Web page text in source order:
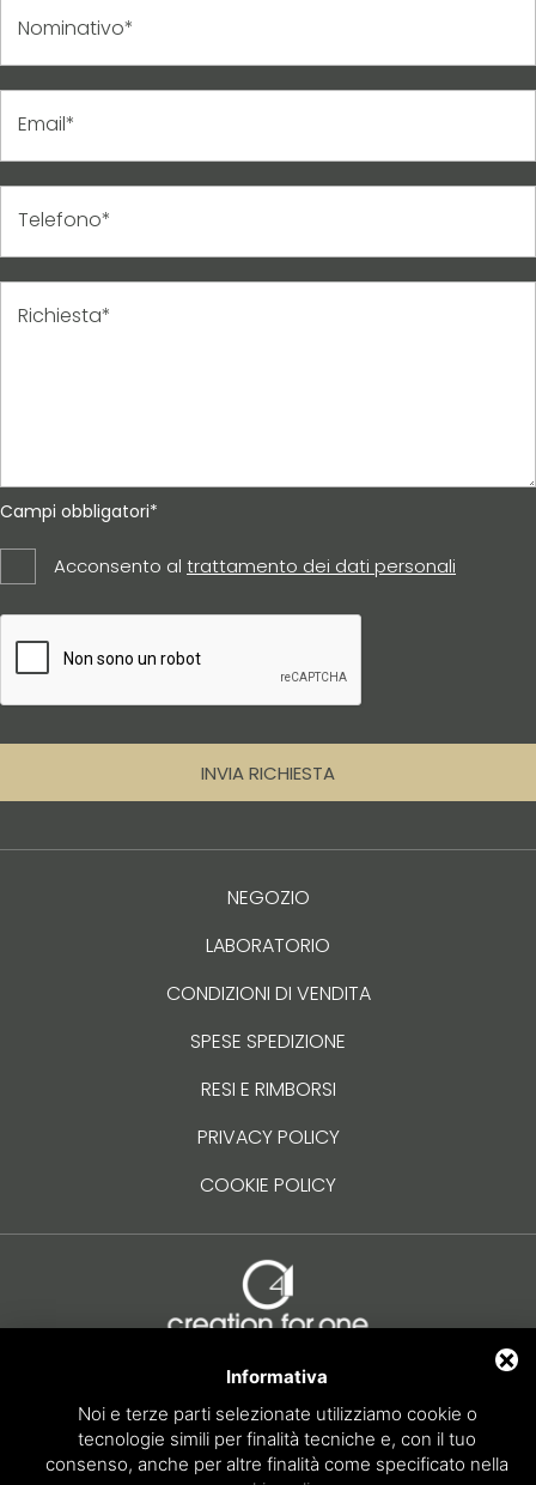
Nominativo*
Email*
Telefono*
Richiesta*
Campi obbligatori*
Acconsento al trattamento dei dati personali
INVIA RICHIESTA
NEGOZIO
LABORATORIO
CONDIZIONI DI VENDITA
SPESE SPEDIZIONE
RESI E RIMBORSI
PRIVACY POLICY
COOKIE POLICY
creation.for.one
Via XX Settembre, 24 – 30035 Mirano (VE)
041481091- info@creation4one.com
Informativa
Noi e terze parti selezionate utilizziamo cookie o
tecnologie simili per finalità tecniche e, con il tuo
consenso, anche per altre finalità come specificato nella